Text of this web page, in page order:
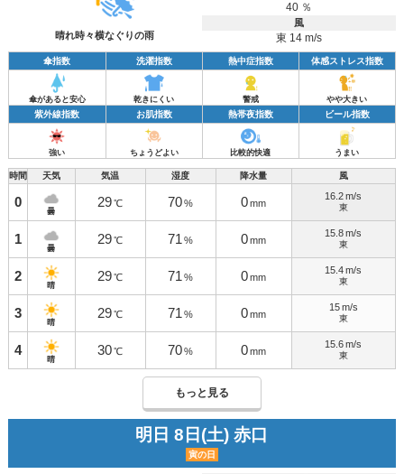
晴れ時々横なぐりの雨
40 ％
風
東 14 m/s
傘指数 洗濯指数 熱中症指数 体感ストレス指数
傘があると安心 乾きにくい 警戒 やや大きい
紫外線指数 お肌指数 熱帯夜指数 ビール指数
強い ちょうどよい 比較的快適 うまい
時間 天気 気温 湿度 降水量 風
0
曇
29 ℃ 70 % 0 mm
16.2 m/s
東
1
曇
29 ℃ 71 % 0 mm
15.8 m/s
東
2
晴
29 ℃ 71 % 0 mm
15.4 m/s
東
3
晴
29 ℃ 71 % 0 mm
15m/s
東
4
晴
30 ℃ 70 % 0 mm
15.6 m/s
東
もっと見る
明日 8日(土) 赤口
寅の日